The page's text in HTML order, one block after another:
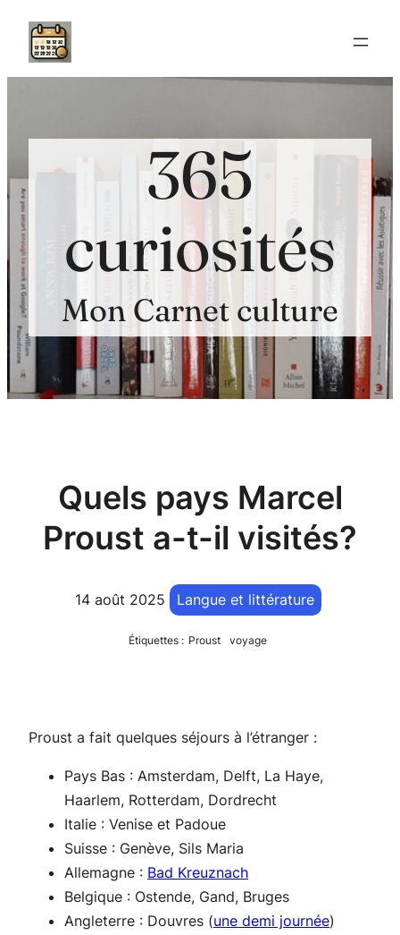
Aller
contenu
365
curiosités
Mon Carnet culture
Quels pays Marcel
Proust a-t-il visités?
14 août 2025 Langue et littérature
Étiquettes : Proust voyage
Proust a fait quelques séjours à l’étranger :
Pays Bas : Amsterdam, Delft, La Haye,
Haarlem, Rotterdam, Dordrecht
Italie : Venise et Padoue
Suisse : Genève, Sils Maria
Allemagne : Bad Kreuznach
Belgique : Ostende, Gand, Bruges
Angleterre : Douvres (une demi journée)